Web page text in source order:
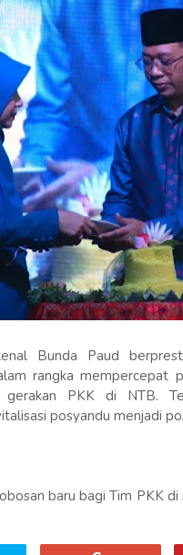
Bunda Paud
rangka mempercepat
PKK di NTB.
posyandu menjadi
baru bagi Tim PKK